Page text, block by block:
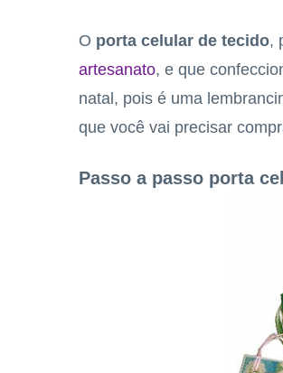
O porta celular de tecido,
artesanato, e que
natal, pois é uma
que você vai precisar
Passo a passo porta